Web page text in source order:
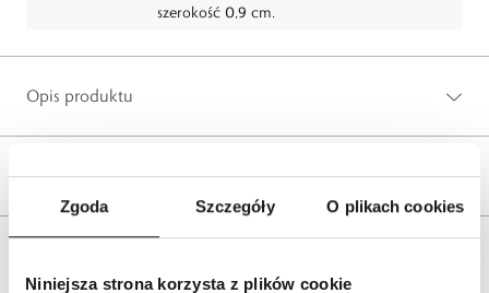
Zgoda Szczegóły O plikach cookies
Niniejsza strona korzysta z plików cookie
szerokość 0,9 cm.
Opis produktu
Wysyłka